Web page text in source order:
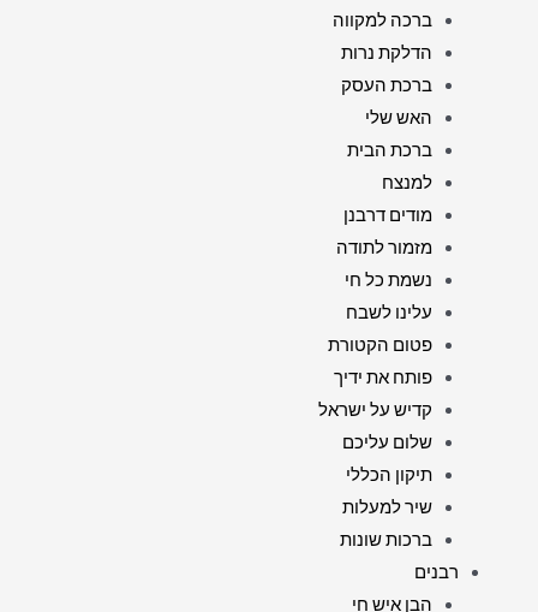
ברכה למקווה
הדלקת נרות
ברכת העסק
האש שלי
ברכת הבית
למנצח
מודים דרבנן
מזמור לתודה
נשמת כל חי
עלינו לשבח
פטום הקטורת
פותח את ידיך
קדיש על ישראל
שלום עליכם
תיקון הכללי
שיר למעלות
ברכות שונות
רבנים
הבן איש חי